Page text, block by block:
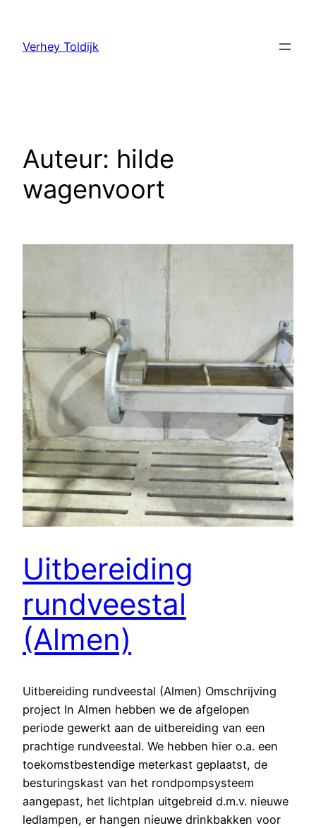
Verhey Toldijk
Auteur: hilde
wagenvoort
Uitbereiding
rundveestal
(Almen)
Uitbereiding rundveestal (Almen) Omschrijving
project In Almen hebben we de afgelopen
periode gewerkt aan de uitbereiding van een
prachtige rundveestal. We hebben hier o.a. een
toekomstbestendige meterkast geplaatst, de
besturingskast van het rondpompsysteem
aangepast, het lichtplan uitgebreid d.m.v. nieuwe
ledlampen, er hangen nieuwe drinkbakken voor